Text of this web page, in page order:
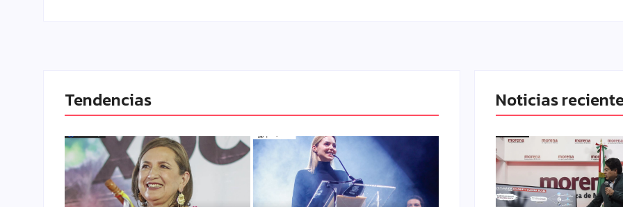
Tendencias Noticias